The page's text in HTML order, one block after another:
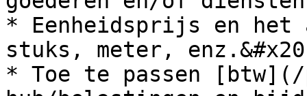
* Eenheidsprijs en het
stuks, meter,
* Toe te passen [btw](/